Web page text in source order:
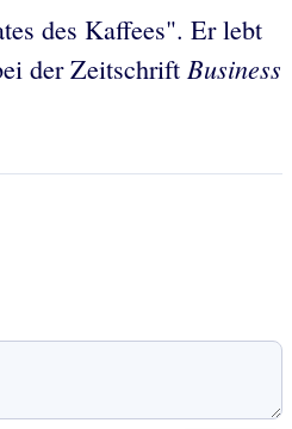
des Kaffees". Er lebt
der Zeitschrift Business